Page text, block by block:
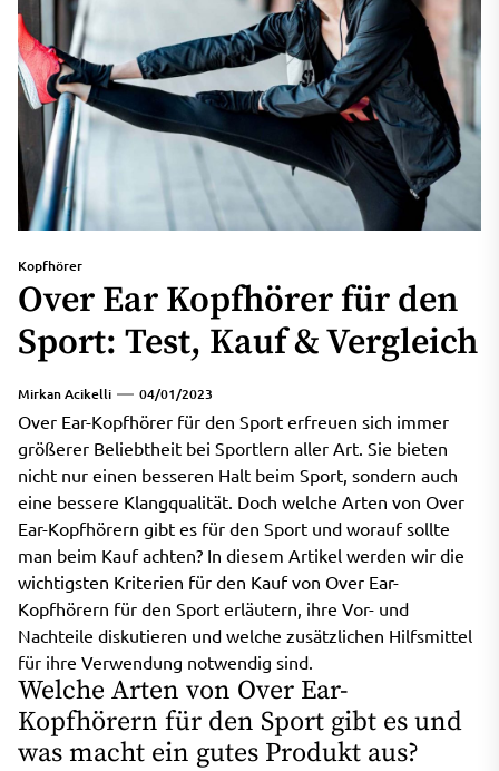
Kopfhörer
Over Ear Kopfhörer für den
Sport: Test, Kauf & Vergleich
Mirkan Acikelli 04/01/2023
Over Ear-Kopfhörer für den Sport erfreuen sich immer
größerer Beliebtheit bei Sportlern aller Art. Sie bieten
nicht nur einen besseren Halt beim Sport, sondern auch
eine bessere Klangqualität. Doch welche Arten von Over
Ear-Kopfhörern gibt es für den Sport und worauf sollte
man beim Kauf achten? In diesem Artikel werden wir die
wichtigsten Kriterien für den Kauf von Over Ear-
Kopfhörern für den Sport erläutern, ihre Vor- und
Nachteile diskutieren und welche zusätzlichen Hilfsmittel
für ihre Verwendung notwendig sind.
Welche Arten von Over Ear-
Kopfhörern für den Sport gibt es und
was macht ein gutes Produkt aus?